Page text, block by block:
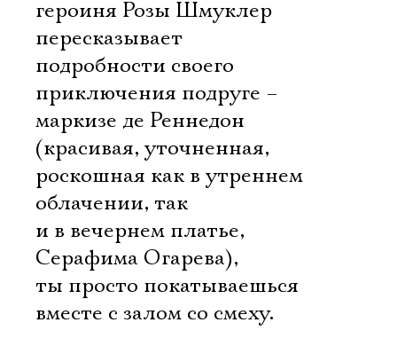
героиня Розы Шмуклер
пересказывает
подробности своего
приключения подруге –
маркизе де Реннедон
(красивая, уточненная,
роскошная как в утреннем
облачении, так
и в вечернем платье,
Серафима Огарева),
ты просто покатываешься
вместе с залом со смеху.